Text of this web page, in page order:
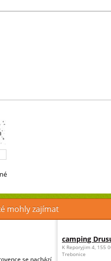
mohly zajímat
camping
K Reporyjim 4, 155
Trebonice